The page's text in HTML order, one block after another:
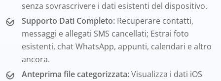
senza sovrascrivere i dati esistenti del dispositivo.
Supporto Dati Completo: Recuperare contatti,
messaggi e allegati SMS cancellati; Estrai foto
esistenti, chat WhatsApp, appunti, calendari e altro
ancora.
Anteprima file categorizzata:Visualizza i dati iOS